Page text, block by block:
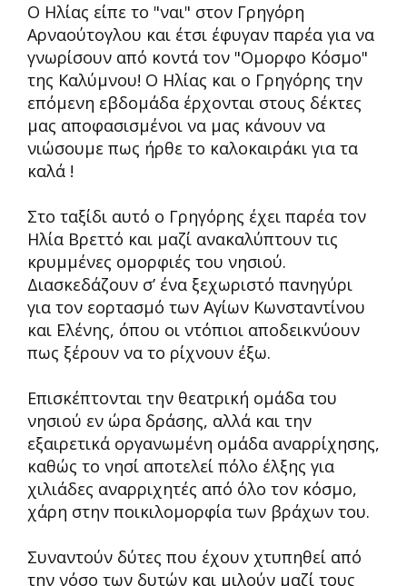
Ο Ηλίας είπε το "ναι" στον Γρηγόρη
Αρναούτογλου και έτσι έφυγαν παρέα για να
γνωρίσουν από κοντά τον "Ομορφο Κόσμο"
της Καλύμνου! Ο Ηλίας και ο Γρηγόρης την
επόμενη εβδομάδα έρχονται στους δέκτες
μας αποφασισμένοι να μας κάνουν να
νιώσουμε πως ήρθε το καλοκαιράκι για τα
καλά !
Στο ταξίδι αυτό ο Γρηγόρης έχει παρέα τον
Ηλία Βρεττό και μαζί ανακαλύπτουν τις
κρυμμένες ομορφιές του νησιού.
Διασκεδάζουν σ’ ένα ξεχωριστό πανηγύρι
για τον εορτασμό των Αγίων Κωνσταντίνου
και Ελένης, όπου οι ντόπιοι αποδεικνύουν
πως ξέρουν να το ρίχνουν έξω.
Επισκέπτονται την θεατρική ομάδα του
νησιού εν ώρα δράσης, αλλά και την
εξαιρετικά οργανωμένη ομάδα αναρρίχησης,
καθώς το νησί αποτελεί πόλο έλξης για
χιλιάδες αναρριχητές από όλο τον κόσμο,
χάρη στην ποικιλομορφία των βράχων του.
Συναντούν δύτες που έχουν χτυπηθεί από
την νόσο των δυτών και μιλούν μαζί τους